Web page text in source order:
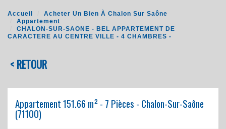
Accueil
Acheter Un Bien À Chalon Sur Saône
Appartement
CHALON-SUR-SAONE - BEL APPARTEMENT DE
CARACTERE AU CENTRE VILLE - 4 CHAMBRES -
< RETOUR
Appartement 151.66 m² - 7 Pièces - Chalon-Sur-Saône
(71100)